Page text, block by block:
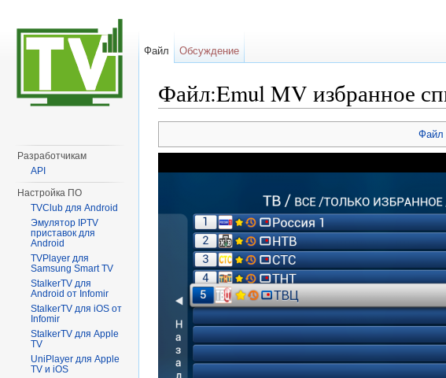
Файл:Emul MV избранное
Файл
Файл Обсуждение
Разработчикам
API
Настройка ПО
TVClub для Android
Эмулятор IPTV
приставок для
Android
TVPlayer для
Samsung Smart TV
StalkerTV для
Android от Infomir
StalkerTV для iOS от
Infomir
StalkerTV для Apple
TV
UniPlayer для Apple
TV и iOS